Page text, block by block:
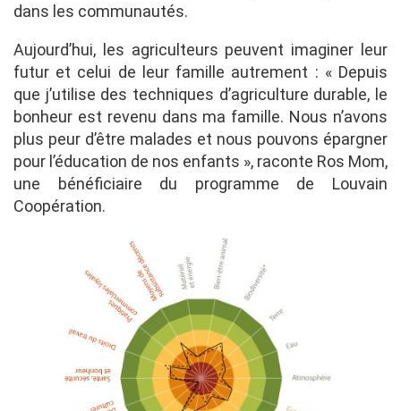
dans les communautés.
Aujourd’hui, les agriculteurs peuvent imaginer leur
futur et celui de leur famille autrement : « Depuis
que j’utilise des techniques d’agriculture durable, le
bonheur est revenu dans ma famille. Nous n’avons
plus peur d’être malades et nous pouvons épargner
pour l’éducation de nos enfants », raconte Ros Mom,
une bénéficiaire du programme de Louvain
Coopération.